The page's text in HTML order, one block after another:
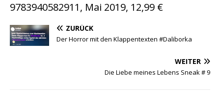
9783940582911, Mai 2019, 12,99 €
ZURÜCK
Der Horror mit den Klappentexten #Daliborka
WEITER
Die Liebe meines Lebens Sneak # 9